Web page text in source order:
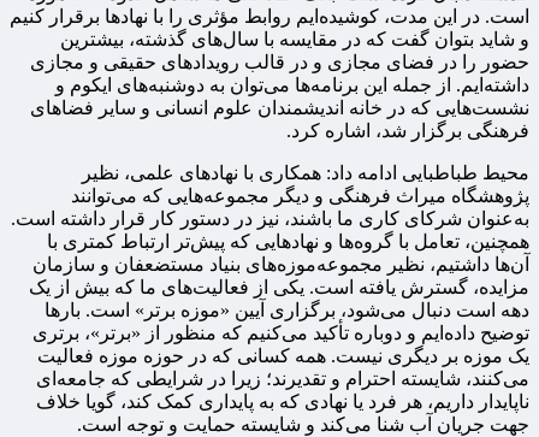
است. در این مدت، کوشیده‌ایم روابط مؤثری را با نهادها برقرار کنیم
و شاید بتوان گفت که در مقایسه با سال‌های گذشته، بیشترین
حضور را در فضای مجازی و در قالب رویدادهای حقیقی و مجازی
داشته‌ایم. از جمله این برنامه‌ها می‌توان به دوشنبه‌های ایکوم و
نشست‌هایی که در خانه اندیشمندان علوم انسانی و سایر فضاهای
فرهنگی برگزار شد، اشاره کرد.
محیط طباطبایی ادامه داد: همکاری با نهادهای علمی، نظیر
پژوهشگاه میراث فرهنگی و دیگر مجموعه‌هایی که می‌توانند
به‌عنوان شرکای کاری ما باشند، نیز در دستور کار قرار داشته است.
همچنین، تعامل با گروه‌ها و نهادهایی که پیش‌تر ارتباط کمتری با
آن‌ها داشتیم، نظیر مجموعه‌موزه‌های بنیاد مستضعفان و سازمان
مزایده، گسترش یافته است. یکی از فعالیت‌های ما که بیش از یک
دهه است دنبال می‌شود، برگزاری آیین «موزه برتر» است. بارها
توضیح داده‌ایم و دوباره تأکید می‌کنیم که منظور از «برتر»، برتری
یک موزه بر دیگری نیست. همه کسانی که در حوزه موزه فعالیت
می‌کنند، شایسته احترام و تقدیرند؛ زیرا در شرایطی که جامعه‌ای
ناپایدار داریم، هر فرد یا نهادی که به پایداری کمک کند، گویا خلاف
جهت جریان آب شنا می‌کند و شایسته حمایت و توجه است.